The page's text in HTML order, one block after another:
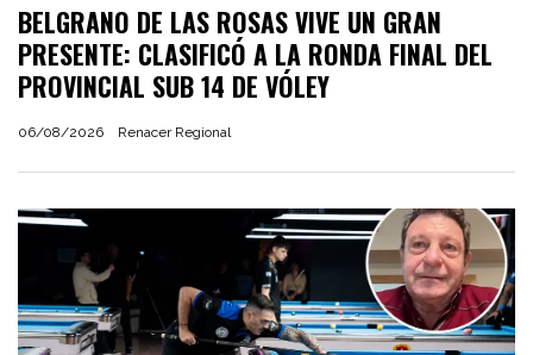
BELGRANO DE LAS ROSAS VIVE UN GRAN
PRESENTE: CLASIFICÓ A LA RONDA FINAL DEL
PROVINCIAL SUB 14 DE VÓLEY
Renacer Regional
06/08/2026